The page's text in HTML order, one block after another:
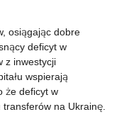
osiągając dobre
deficyt w
z inwestycji
wspierają
że deficyt w
na Ukrainę.